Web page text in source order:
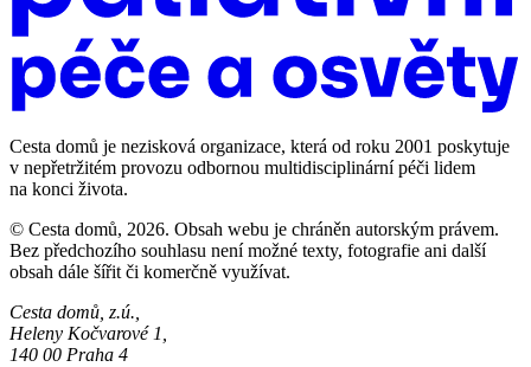
Cesta domů je nezisková organizace, která od roku 2001 poskytuje
v nepřetržitém provozu odbornou multidisciplinární péči lidem
na konci života.
© Cesta domů, 2026. Obsah webu je chráněn autorským právem.
Bez předchozího souhlasu není možné texty, fotografie ani další
obsah dále šířit či komerčně využívat.
Cesta domů, z.ú.,
Heleny Kočvarové 1,
140 00 Praha 4